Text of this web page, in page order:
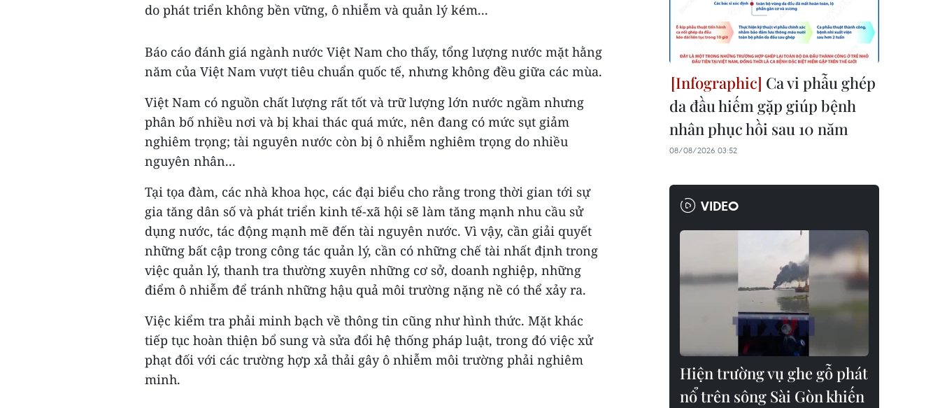
do phát triển không bền vững, ô nhiễm và quản lý kém...
Báo cáo đánh giá ngành nước Việt Nam cho thấy, tổng lượng nước mặt hằng
năm của Việt Nam vượt tiêu chuẩn quốc tế, nhưng không đều giữa các mùa.
Việt Nam có nguồn chất lượng rất tốt và trữ lượng lớn nước ngầm nhưng
phân bố nhiều nơi và bị khai thác quá mức, nên đang có mức sụt giảm
nghiêm trọng; tài nguyên nước còn bị ô nhiễm nghiêm trọng do nhiều
nguyên nhân...
Tại tọa đàm, các nhà khoa học, các đại biểu cho rằng trong thời gian tới sự
gia tăng dân số và phát triển kinh tế-xã hội sẽ làm tăng mạnh nhu cầu sử
dụng nước, tác động mạnh mẽ đến tài nguyên nước. Vì vậy, cần giải quyết
những bất cập trong công tác quản lý, cần có những chế tài nhất định trong
việc quản lý, thanh tra thường xuyên những cơ sở, doanh nghiệp, những
điểm ô nhiễm để tránh những hậu quả môi trường nặng nề có thể xảy ra.
Việc kiểm tra phải minh bạch về thông tin cũng như hình thức. Mặt khác
tiếp tục hoàn thiện bổ sung và sửa đổi hệ thống pháp luật, trong đó việc xử
phạt đối với các trường hợp xả thải gây ô nhiễm môi trường phải nghiêm
minh.
Ca vi phẫu ghép
da đầu hiếm gặp giúp bệnh
nhân phục hồi sau 10 năm
08/08/2026 03:52
VIDEO
Hiện trường vụ ghe gỗ phát
nổ trên sông Sài Gòn khiến